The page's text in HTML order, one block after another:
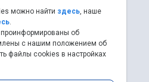
8 (846) 267-48-67
priem@ssau.ru
можно найти здесь, наше
.
об
с нашим положением об
файлы cookies в настройках